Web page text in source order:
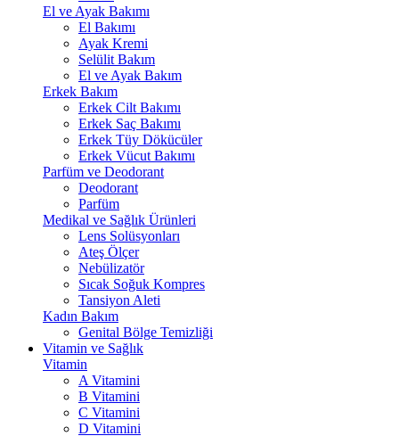
El ve Ayak Bakımı
El Bakımı
Ayak Kremi
Selülit Bakım
El ve Ayak Bakım
Erkek Bakım
Erkek Cilt Bakımı
Erkek Saç Bakımı
Erkek Tüy Dökücüler
Erkek Vücut Bakımı
Parfüm ve Deodorant
Deodorant
Parfüm
Medikal ve Sağlık Ürünleri
Lens Solüsyonları
Ateş Ölçer
Nebülizatör
Sıcak Soğuk Kompres
Tansiyon Aleti
Kadın Bakım
Genital Bölge Temizliği
Vitamin ve Sağlık
Vitamin
A Vitamini
B Vitamini
C Vitamini
D Vitamini